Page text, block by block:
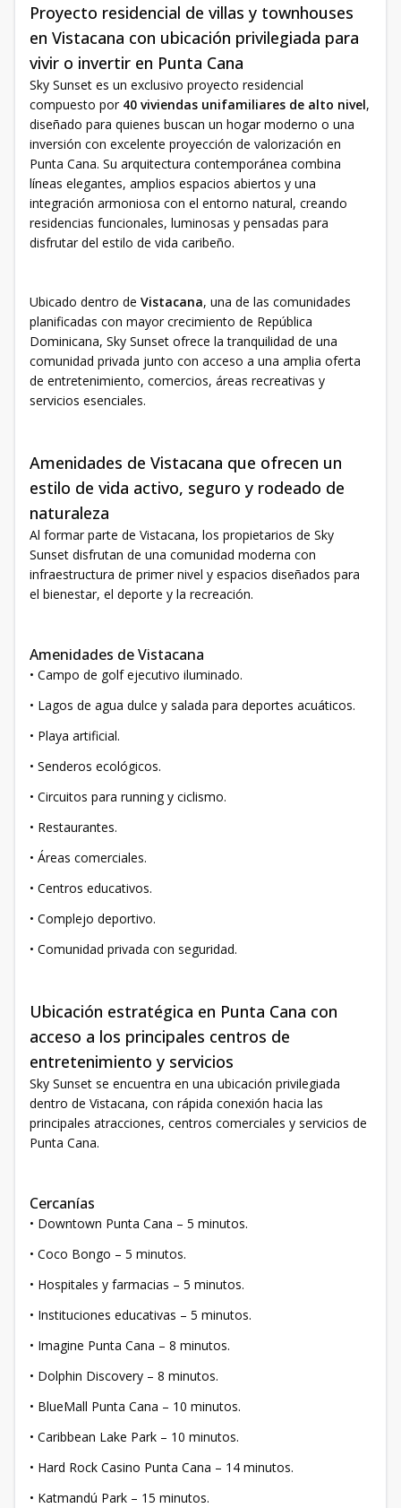
Proyecto residencial de villas y townhouses
en Vistacana con ubicación privilegiada para
vivir o invertir en Punta Cana
Sky Sunset es un exclusivo proyecto residencial
compuesto por 40 viviendas unifamiliares de alto nivel,
diseñado para quienes buscan un hogar moderno o una
inversión con excelente proyección de valorización en
Punta Cana. Su arquitectura contemporánea combina
líneas elegantes, amplios espacios abiertos y una
integración armoniosa con el entorno natural, creando
residencias funcionales, luminosas y pensadas para
disfrutar del estilo de vida caribeño.
Ubicado dentro de Vistacana, una de las comunidades
planificadas con mayor crecimiento de República
Dominicana, Sky Sunset ofrece la tranquilidad de una
comunidad privada junto con acceso a una amplia oferta
de entretenimiento, comercios, áreas recreativas y
servicios esenciales.
Amenidades de Vistacana que ofrecen un
estilo de vida activo, seguro y rodeado de
naturaleza
Al formar parte de Vistacana, los propietarios de Sky
Sunset disfrutan de una comunidad moderna con
infraestructura de primer nivel y espacios diseñados para
el bienestar, el deporte y la recreación.
Amenidades de Vistacana
• Campo de golf ejecutivo iluminado.
• Lagos de agua dulce y salada para deportes acuáticos.
• Playa artificial.
• Senderos ecológicos.
• Circuitos para running y ciclismo.
• Restaurantes.
• Áreas comerciales.
• Centros educativos.
• Complejo deportivo.
• Comunidad privada con seguridad.
Ubicación estratégica en Punta Cana con
acceso a los principales centros de
entretenimiento y servicios
Sky Sunset se encuentra en una ubicación privilegiada
dentro de Vistacana, con rápida conexión hacia las
principales atracciones, centros comerciales y servicios de
Punta Cana.
Cercanías
• Downtown Punta Cana – 5 minutos.
• Coco Bongo – 5 minutos.
• Hospitales y farmacias – 5 minutos.
• Instituciones educativas – 5 minutos.
• Imagine Punta Cana – 8 minutos.
• Dolphin Discovery – 8 minutos.
• BlueMall Punta Cana – 10 minutos.
• Caribbean Lake Park – 10 minutos.
• Hard Rock Casino Punta Cana – 14 minutos.
• Katmandú Park – 15 minutos.